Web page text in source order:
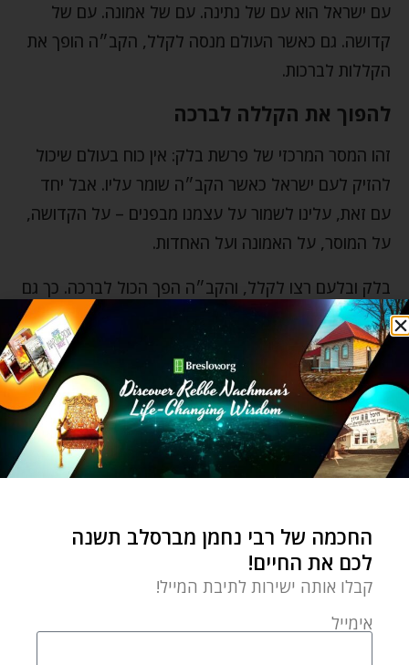
עם ישראל הוא עם של נתינה. עם של אמונה. עם של
קדושה. גם כאשר העולם מנסה לקלל, הקב״ה הופך את
הקללות לברכות.
להפוך את הקללה לברכה
זהו המסר המרכזי של פרשת בלק: אין כוח בעולם שיכול
להזיק לעם ישראל כאשר הקב״ה שומר עליו. אבל יחד
עם זאת, עלינו לשמור על עצמנו מבפנים – על הקדושה,
על המוסר, על האמונה ועל האחדות.
בלק ובלעם רצו לקלל, והקב״ה הפך הכול לברכה. כך גם
בחיים שלנו. כאשר אדם מתחזק באמונה, מתרחק מן
השפלות ומבקש לחיות בדרך התורה, גם הקשיים
והמאבקים יכולים להתהפך לטובה.
יהי רצון שנזכה לראות את הטוב שבעם ישראל, להתחזק
בקדושה ובמוסר, לא להיבהל מכל הקולות שמנסים
להחליש אותנו, ולזכות במהרה לביאת המשיח ולבניין בית
בלעם הרשע
החכמה של רבי נחמן מברסלב תשנה
לכם את החיים!
קבלו אותה ישירות לתיבת המייל!
אימייל